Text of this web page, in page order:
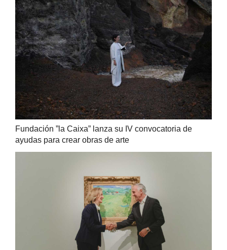
Fundación ”la Caixa” lanza su IV convocatoria de
ayudas para crear obras de arte